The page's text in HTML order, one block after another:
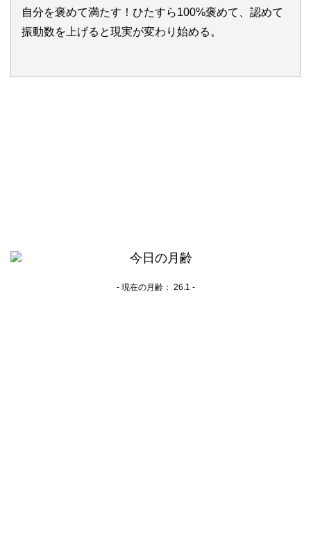
自分を褒めて満たす！ひたすら100%褒めて、認めて
振動数を上げると現実が変わり始める。
- 現在の月齢： 26.1 -